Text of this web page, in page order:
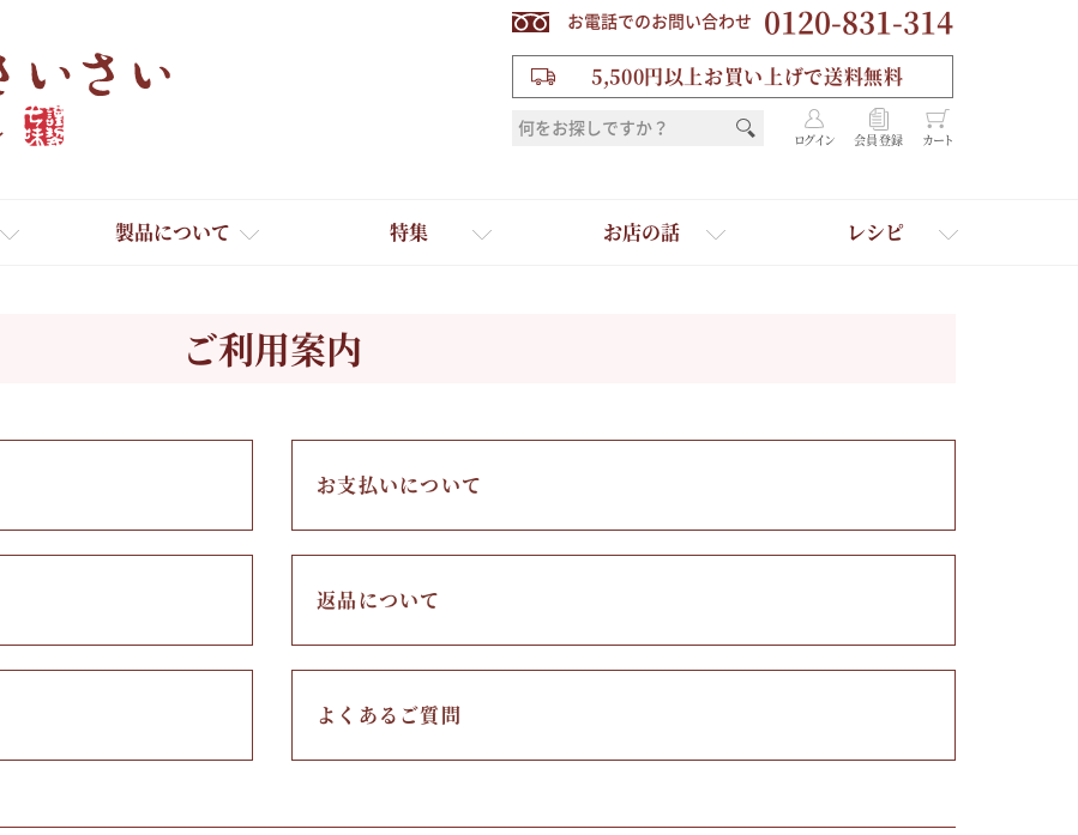
お電話でのお問い合わせ 0120-831-314
5,500円以上お買い上げで送料無料
ログイン 会員登録 カート
たれ・ドレッシング
国産・鷹の爪
ギフト
料理に合わせて一味・七味を選ぶ
お土産・ギフト 贈る人に合わせて一味・七味を選ぶ
製品について 特集 お店の話 レシピ
ご利用案内
お支払いについて
返品について
よくあるご質問